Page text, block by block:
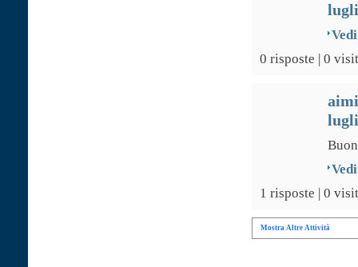
0 risposte | 0
1 risposte | 0
Mostra Altre Attività